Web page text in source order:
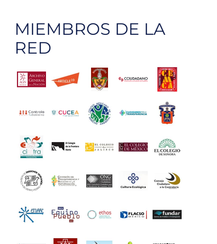
MIEMBROS DE LA
RED